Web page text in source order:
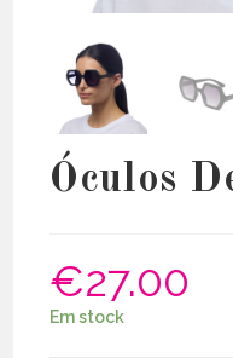
Óculos
€27.00
Em stock